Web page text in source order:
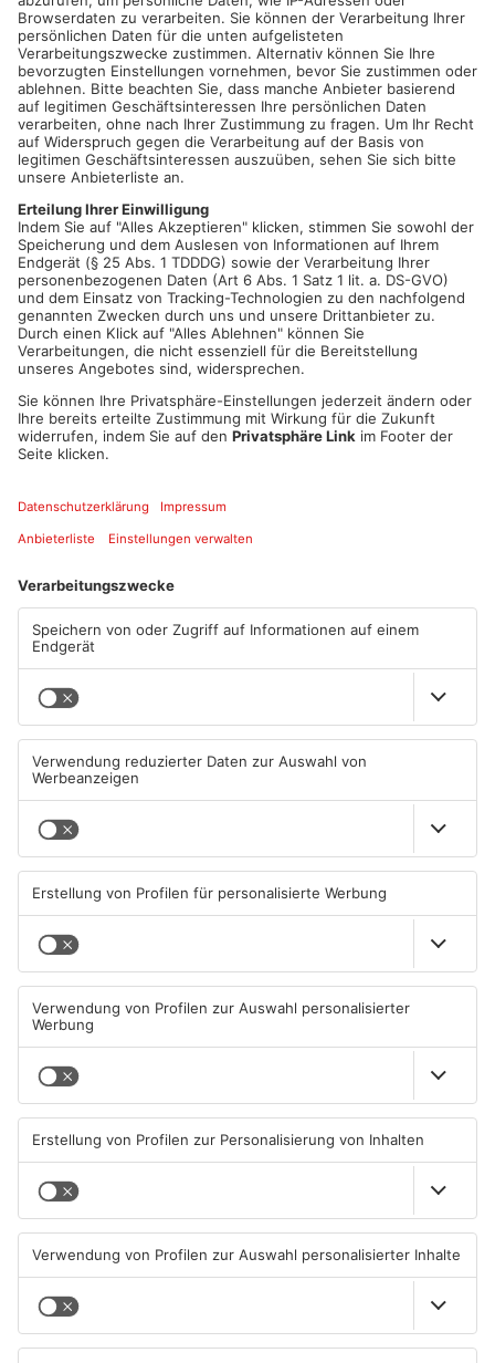
in Alzenau sorgt derzeit für neue Lieferprobleme bei
Medikamenten. Nach einer Meldung des Online-Portals
„Apotheke Adhoc“ gingen die Server des Unternehmens AEP
bereits gestern offline. Aktuell seien IT-Forensiker in Alzenau-
Hörstein, um den Urheber der Cyberattacke zu ermitteln und
die Rechner wieder in Betrieb zu bekommen. Von AEP gibt es
bislang keinerlei Informationen. Aus Apothekerkreisen hieß
es, dass dringende Bestellungen kurzfristig über andere
Großhändler abgewickelt werden könnten.
Artikel teilen
ANZEIGE
Mehr aus Kreis
Aschaffenburg
Neue Baugrundstücke für
junge Familien in
ASCHAFFENBURG
Tante Enso übernimmt
06.08.2026, 05:30 UHR IN KREIS
ASCHAFFENBURG
TOPNEWS
Großbaustelle auf A3
zwischen Hösbach und
Stockstadt
03.08.2026, 15:57 UHR IN KREIS
Wenigumstadt feiert das
Stöffche
01.08.2026, 21:17 UHR IN KREIS